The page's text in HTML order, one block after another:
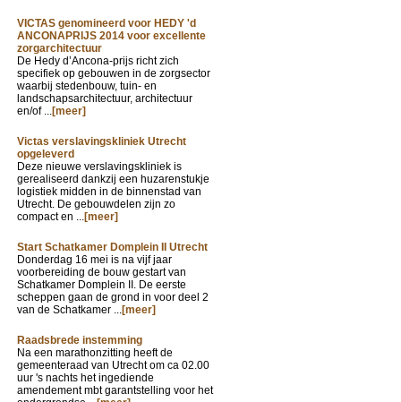
VICTAS genomineerd voor HEDY 'd
ANCONAPRIJS 2014 voor excellente
zorgarchitectuur
De Hedy d’Ancona-prijs richt zich
specifiek op gebouwen in de zorgsector
waarbij stedenbouw, tuin- en
landschapsarchitectuur, architectuur
en/of ...[meer]
Victas verslavingskliniek Utrecht
opgeleverd
Deze nieuwe verslavingskliniek is
gerealiseerd dankzij een huzarenstukje
logistiek midden in de binnenstad van
Utrecht. De gebouwdelen zijn zo
compact en ...[meer]
Start Schatkamer Domplein II Utrecht
Donderdag 16 mei is na vijf jaar
voorbereiding de bouw gestart van
Schatkamer Domplein II. De eerste
scheppen gaan de grond in voor deel 2
van de Schatkamer ...[meer]
Raadsbrede instemming
Na een marathonzitting heeft de
gemeenteraad van Utrecht om ca 02.00
uur 's nachts het ingediende
amendement mbt garantstelling voor het